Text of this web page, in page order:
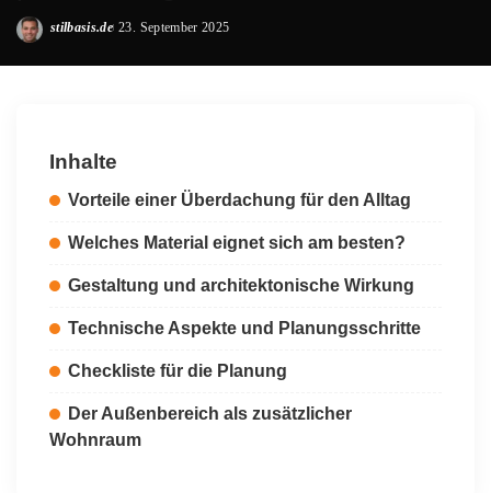
Posted
stilbasis.de 23. September 2025
Inhalte
Vorteile einer Überdachung für den Alltag
Welches Material eignet sich am besten?
Gestaltung und architektonische Wirkung
Technische Aspekte und Planungsschritte
Checkliste für die Planung
Der Außenbereich als zusätzlicher
Wohnraum